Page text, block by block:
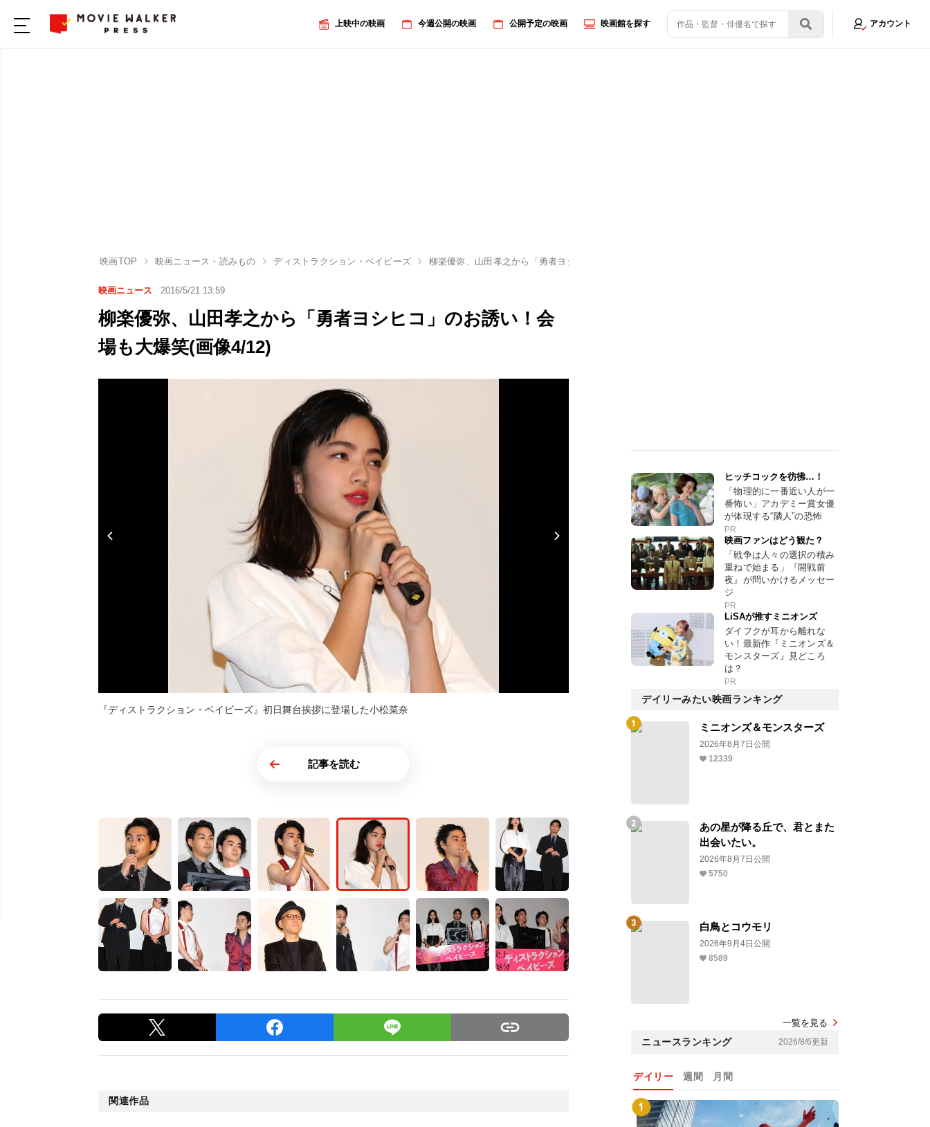
上映中の映画 今週公開の映画 公開予定の映画 映画館を探す アカウント
映画TOP 映画ニュース・読みもの ディストラクション・ベイビーズ 柳楽優弥、山田孝之から「勇者ヨシヒコ」のお誘い！会場も大爆笑
映画ニュース 2016/5/21 13:59
柳楽優弥、山田孝之から「勇者ヨシヒコ」のお誘い！会
場も大爆笑(画像4/12)
『ディストラクション・ベイビーズ』初日舞台挨拶に登場した小松菜奈
記事を読む
関連作品
ヒッチコックを彷彿…！
「物理的に一番近い人が一
番怖い」アカデミー賞女優
が体現する“隣人”の恐怖
PR
映画ファンはどう観た？
「戦争は人々の選択の積み
重ねで始まる」『開戦前
夜』が問いかけるメッセー
ジ
PR
LiSAが推すミニオンズ
ダイフクが耳から離れな
い！最新作『ミニオンズ＆
モンスターズ』見どころ
は？
PR
デイリーみたい映画ランキング
ミニオンズ＆モンスターズ
2026年8月7日公開
12339
あの星が降る丘で、君とまた
出会いたい。
2026年8月7日公開
5750
白鳥とコウモリ
2026年9月4日公開
8589
一覧を見る
ニュースランキング 2026/8/6更新
デイリー 週間 月間